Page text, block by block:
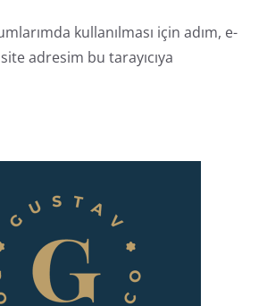
kullanılması için adım, e-
adresim bu tarayıcıya